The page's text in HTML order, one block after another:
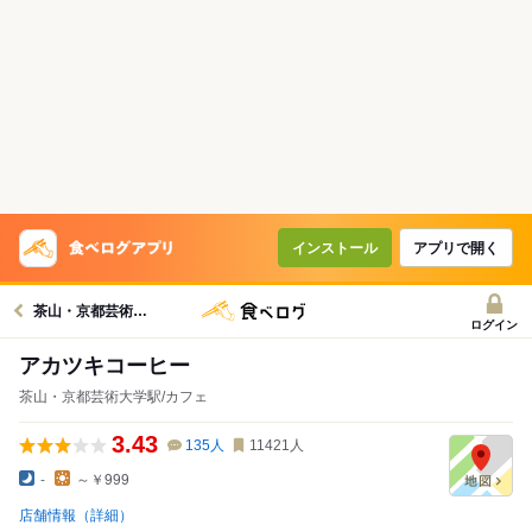
インストール アプリで開く
茶山・京都芸術大学駅グルメへ
ログイン
アカツキコーヒー
茶山・京都芸術大学駅/カフェ
3.43 135人 11421 人
- ～￥999
店舗情報（詳細）